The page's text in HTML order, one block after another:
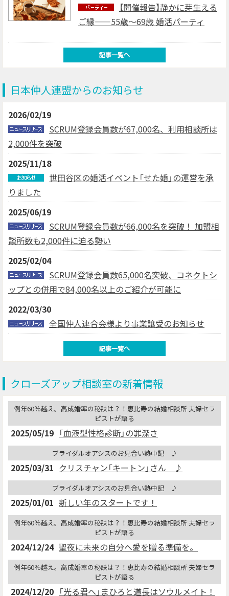
【開催報告】静かに芽生える
ご縁——55歳～69歳 婚活パーティ
日本仲人連盟からのお知らせ
2026/02/19
SCRUM登録会員数が67,000名、利用相談所は
2,000件を突破
2025/11/18
世田谷区の婚活イベント「せた婚」の運営を承
りました
2025/06/19
SCRUM登録会員数が66,000名を突破！ 加盟相
談所数も2,000件に迫る勢い
2025/02/04
SCRUM登録会員数65,000名突破、コネクトシ
ップとの併用で84,000名以上のご紹介が可能に
2022/03/30
全国仲人連合会様より事業譲受のお知らせ
クローズアップ相談室の新着情報
2025/05/19 「血液型性格診断」の罪深さ
例年60％越え。高成婚率の秘訣は？！恵比寿の結婚相談所 夫婦セラ
ピストが語る
2025/03/31 クリスチャン「キートン」さん ♪
ブライダルオアシスのお見合い熱中記 ♪
2025/01/01 新しい年のスタートです！
ブライダルオアシスのお見合い熱中記 ♪
2024/12/24 聖夜に未来の自分へ愛を贈る準備を。
例年60％越え。高成婚率の秘訣は？！恵比寿の結婚相談所 夫婦セラ
ピストが語る
2024/12/20 「光る君へ」まひろと道長はソウルメイト！
例年60％越え。高成婚率の秘訣は？！恵比寿の結婚相談所 夫婦セラ
ピストが語る